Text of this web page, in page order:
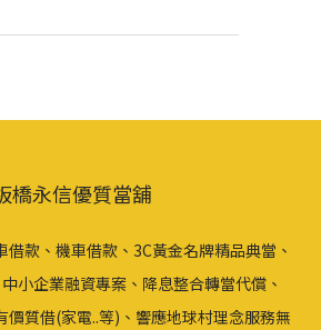
橋永信優質當舖
款、機車借款、3C黃金名牌精品典當、
小企業融資專案、降息整合轉當代償、
價質借(家電..等)、響應地球村理念服務無